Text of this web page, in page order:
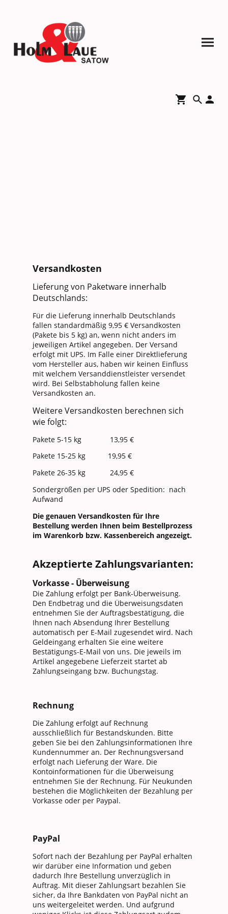
Versandkosten
Lieferung von Paketware innerhalb
Deutschlands:
Für die Lieferung innerhalb Deutschlands
fallen standardmäßig 9,95 € Versandkosten
(Pakete bis 5 kg) an, wenn nicht anders im
jeweiligen Artikel angegeben. Der Versand
erfolgt mit UPS. Im Falle einer Direktlieferung
vom Hersteller aus, haben wir keinen Einfluss
mit welchem Versanddienstleister versendet
wird. Bei Selbstabholung fallen keine
Versandkosten an.
Weitere Versandkosten berechnen sich
wie folgt:
Pakete 5-15 kg 13,95 €
Pakete 15-25 kg 19,95 €
Pakete 26-35 kg 24,95 €
Sondergrößen per UPS oder Spedition: nach
Aufwand
Die genauen Versandkosten für Ihre
Bestellung werden Ihnen beim Bestellprozess
im Warenkorb bzw. Kassenbereich angezeigt.
Akzeptierte Zahlungsvarianten:
Vorkasse - Überweisung
Die Zahlung erfolgt per Bank-Überweisung.
Den Endbetrag und die Überweisungsdaten
entnehmen Sie der Auftragsbestätigung, die
Ihnen nach Absendung Ihrer Bestellung
automatisch per E-Mail zugesendet wird. Nach
Geldeingang erhalten Sie eine weitere
Bestätigungs-E-Mail von uns. Die jeweils im
Artikel angegebene Lieferzeit startet ab
Zahlungseingang bzw. Buchungstag.
Rechnung
Die Zahlung erfolgt auf Rechnung
ausschließlich für Bestandskunden. Bitte
geben Sie bei den Zahlungsinformationen Ihre
Kundennummer an. Der Rechnungsversand
erfolgt nach Lieferung der Ware. Die
Kontoinformationen für die Überweisung
entnehmen Sie der Rechnung. Für Neukunden
bestehen die Möglichkeiten der Bezahlung per
Vorkasse oder per Paypal.
PayPal
Sofort nach der Bezahlung per PayPal erhalten
wir darüber eine Information und geben
dadurch Ihre Bestellung unverzüglich in
Auftrag. Mit dieser Zahlungsart bezahlen Sie
sicher, da Ihre Bankdaten von PayPal nicht an
uns weitergeleitet werden. Und aufgrund